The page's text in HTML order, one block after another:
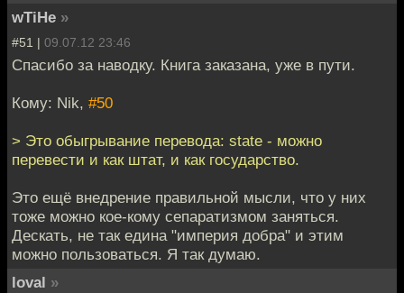
wTiHe »
#51 | 09.07.12 23:46
Спасибо за наводку. Книга заказана, уже в пути.
Кому: Nik, #50
> Это обыгрывание перевода: state - можно
перевести и как штат, и как государство.
Это ещё внедрение правильной мысли, что у них
тоже можно кое-кому сепаратизмом заняться.
Дескать, не так едина "империя добра" и этим
можно пользоваться. Я так думаю.
loval »